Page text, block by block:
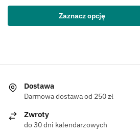
Zaznacz opcję
Dostawa
Darmowa dostawa od 250 zł
Zwroty
do 30 dni kalendarzowych